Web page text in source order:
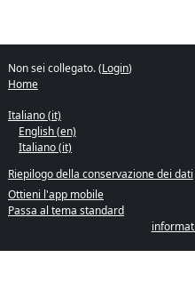
Non sei collegato. (Login)
Home
Italiano ‎(it)‎
English ‎(en)‎
Italiano ‎(it)‎
Riepilogo della conservazione dei dati
Ottieni l'app mobile
Passa al tema standard